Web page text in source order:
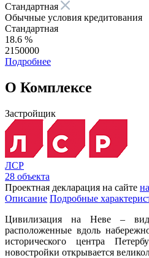
Стандартная
Обычные условия кредитования
Стандартная
18.6 %
2150000
Подробнее
О Комплексе
Застройщик
ЛСР
28 объекта
Проектная декларация на сайте
Описание Подробные
Цивилизация на Неве –
расположенные вдоль
исторического центра
новостройки открывается